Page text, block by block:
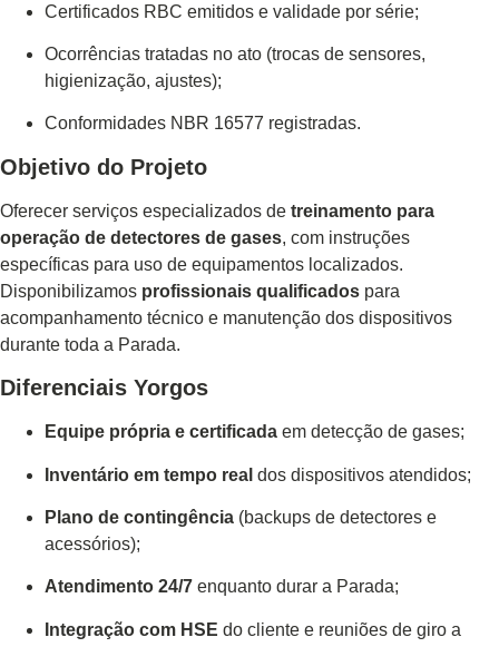
Certificados RBC emitidos e validade por série;
Ocorrências tratadas no ato (trocas de sensores,
higienização, ajustes);
Conformidades NBR 16577 registradas.
Objetivo do Projeto
Oferecer serviços especializados de treinamento para
operação de detectores de gases, com instruções
específicas para uso de equipamentos localizados.
Disponibilizamos profissionais qualificados para
acompanhamento técnico e manutenção dos dispositivos
durante toda a Parada.
Diferenciais Yorgos
Equipe própria e certificada em detecção de gases;
Inventário em tempo real dos dispositivos atendidos;
Plano de contingência (backups de detectores e
acessórios);
Atendimento 24/7 enquanto durar a Parada;
Integração com HSE do cliente e reuniões de giro a